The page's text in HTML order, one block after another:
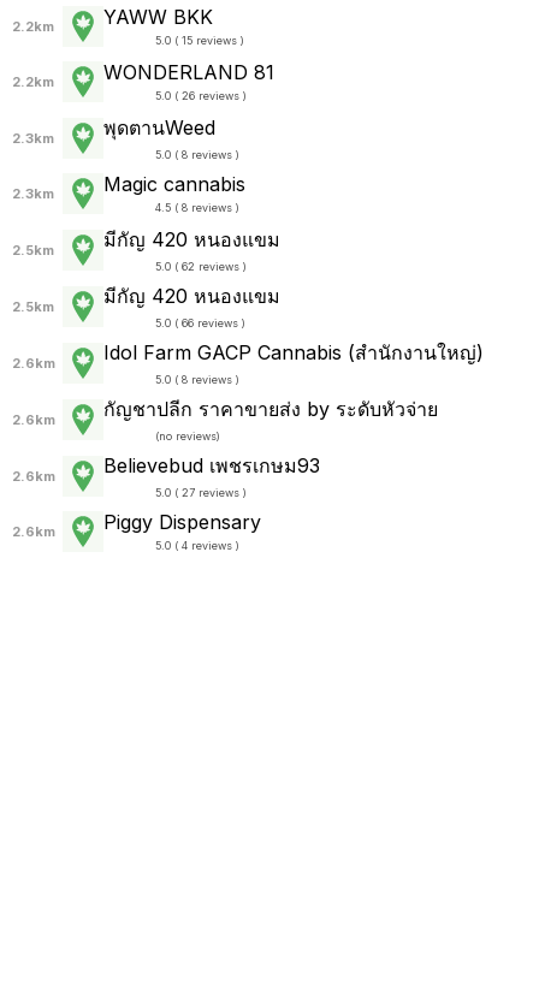
2.2km YAWW BKK
5.0 ( 15 reviews )
2.2km WONDERLAND 81
5.0 ( 26 reviews )
2.3km พุดตานWeed
5.0 ( 8 reviews )
2.3km Magic cannabis
4.5 ( 8 reviews )
2.5km มีกัญ 420 หนองแขม
5.0 ( 62 reviews )
2.5km มีกัญ 420 หนองแขม
5.0 ( 66 reviews )
2.6km Idol Farm GACP Cannabis (สำนักงานใหญ่)
5.0 ( 8 reviews )
2.6km กัญชาปลีก ราคาขายส่ง by ระดับหัวจ่าย
(no reviews)
2.6km Believebud เพชรเกษม93
5.0 ( 27 reviews )
2.6km Piggy Dispensary
5.0 ( 4 reviews )